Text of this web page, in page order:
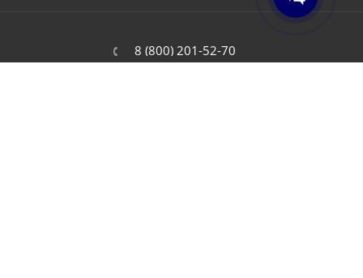
8 (800) 201-52-70